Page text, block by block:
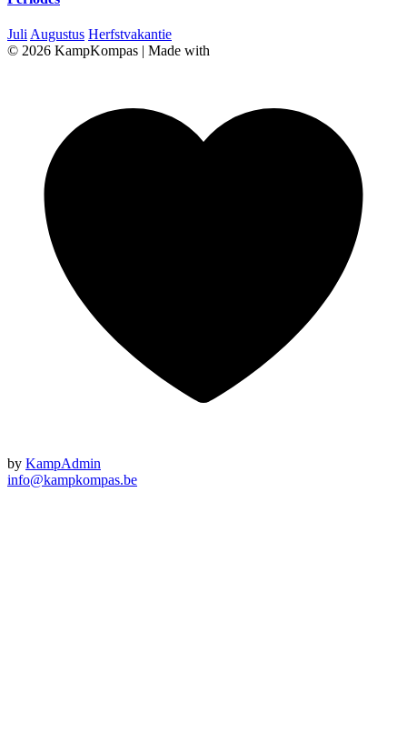
Juli Augustus Herfstvakantie
© 2026 KampKompas | Made with
by KampAdmin
info@kampkompas.be